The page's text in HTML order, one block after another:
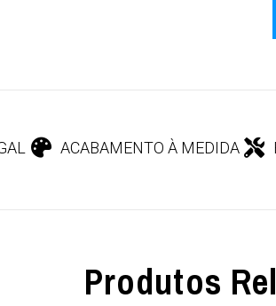
ACABAMENTO À MEDIDA
Produtos